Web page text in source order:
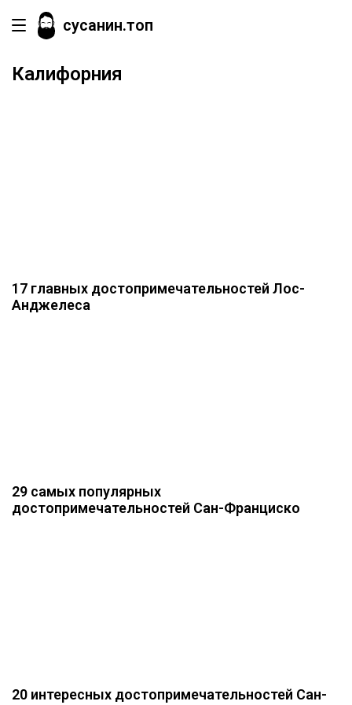
сусанин.топ
Калифорния
17 главных достопримечательностей Лос-
Анджелеса
29 самых популярных
достопримечательностей Сан-Франциско
20 интересных достопримечательностей Сан-